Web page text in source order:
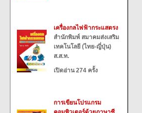
เครื่องกลไฟฟ้ากระแสตรง
สำนักพิมพ์ สมาคมส่งเสริม
เทคโนโลยี (ไทย-ญี่ปุ่น)
ส.ส.ท.
เปิดอ่าน 274 ครั้ง
การเขียนโปรแกรม